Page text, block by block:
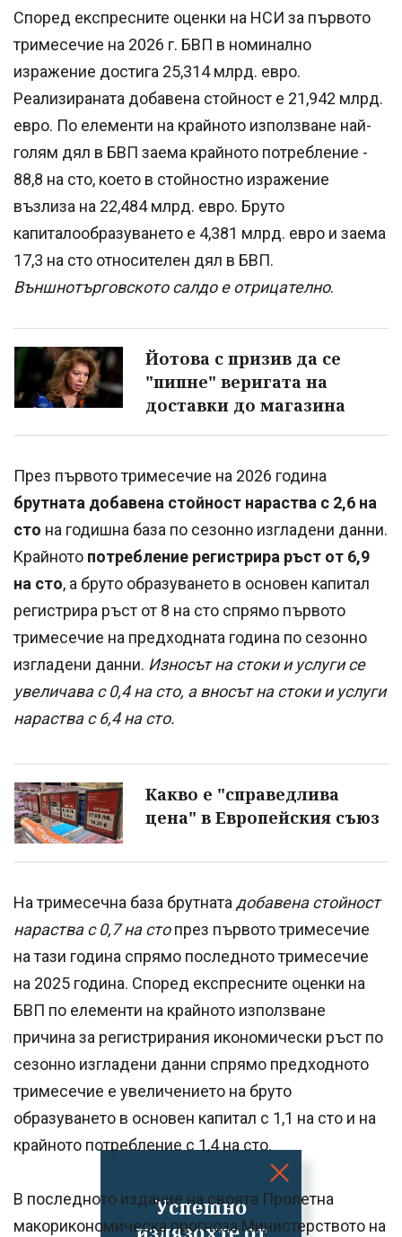
Успешно
Според експресните оценки на НСИ за първото
тримесечие на 2026 г. БВП в номинално
изражение достига 25,314 млрд. евро.
Реализираната добавена стойност е 21,942 млрд.
евро. По елементи на крайното използване най-
голям дял в БВП заема крайното потребление -
88,8 на сто, което в стойностно изражение
възлиза на 22,484 млрд. евро. Бруто
капиталообразуването е 4,381 млрд. евро и заема
17,3 на сто относителен дял в БВП.
Външнотърговското салдо е отрицателно.
Йотова с призив да се
"пипне" веригата на
доставки до магазина
През първото тримесечие на 2026 година
брутната добавена стойност нараства с 2,6 на
сто на годишна база по сезонно изгладени данни.
Kрайното потребление регистрира ръст от 6,9
на сто, а бруто образуването в основен капитал
регистрира ръст от 8 на сто спрямо първото
тримесечие на предходната година по сезонно
изгладени данни. Износът на стоки и услуги се
увеличава с 0,4 на сто, a вносът на стоки и услуги
нараства с 6,4 на сто.
Какво е "справедлива
цена" в Европейския съюз
На тримесечна база брутнатадобавена стойност
нараства с 0,7 на стопрез първото тримесечие
на тази година спрямо последното тримесечие
на 2025 година. Според експресните оценки на
БВП по елементи на крайното използване
причина за регистрирания икономически ръст по
сезонно изгладени данни спрямо предходното
тримесечие е увеличението на бруто
образуването в основен капитал с 1,1 на сто и на
крайното потребление с 1,4 на сто.
В последното издание на своята Пролетна
макорикономическа прогноза Министерството на